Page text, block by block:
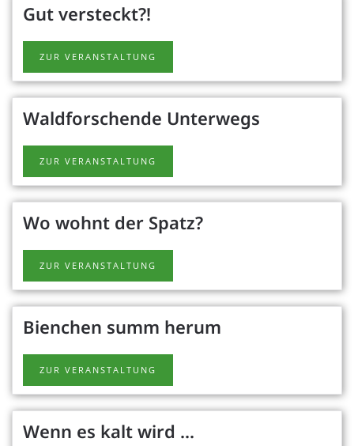
Gut versteckt?!
ZUR VERANSTALTUNG
Waldforschende Unterwegs
ZUR VERANSTALTUNG
Wo wohnt der Spatz?
ZUR VERANSTALTUNG
Bienchen summ herum
ZUR VERANSTALTUNG
Wenn es kalt wird ...